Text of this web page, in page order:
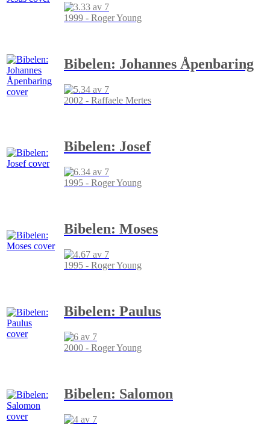
1999 - Roger Young
Bibelen: Johannes Åpenbaring
2002 - Raffaele Mertes
Bibelen: Josef
1995 - Roger Young
Bibelen: Moses
1995 - Roger Young
Bibelen: Paulus
2000 - Roger Young
Bibelen: Salomon